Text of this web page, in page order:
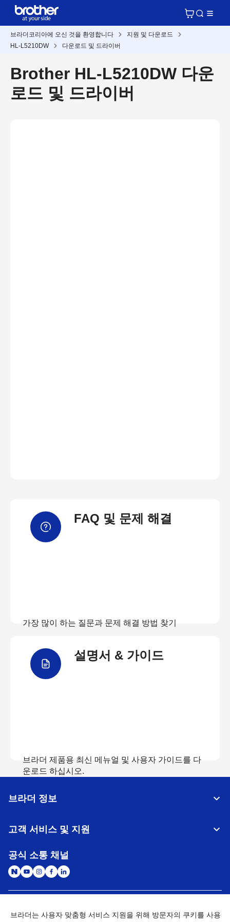
브라더코리아에 오신 것을 환영합니다
지원 및 다운로드
HL-L5210DW
다운로드 및 드라이버
Brother HL-L5210DW 다운
로드 및 드라이버
FAQ 및 문제 해결
가장 많이 하는 질문과 문제 해결 방법 찾기
FAQ 보기
설명서 & 가이드
브라더 제품용 최신 메뉴얼 및 사용자 가이드를 다
운로드 하십시오.
브라더 정보
고객 서비스 및 지원
공식 소통 채널
대한민국 글로벌 네트워크
브라더는 사용자 맞춤형 서비스 지원을 위해 방문자의 쿠키를 사용